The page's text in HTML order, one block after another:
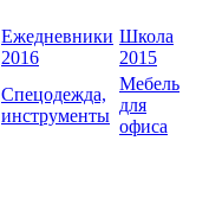
Ежедневники
2016
Школа
2015
Спецодежда,
инструменты
Мебель
для
офиса